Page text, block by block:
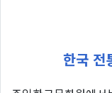
한국 전